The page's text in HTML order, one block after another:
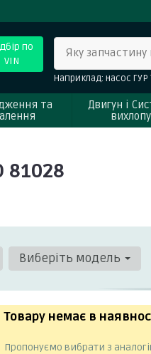
по
VIN
Яку запчастину
Наприклад: насос ГУР
та
Двигун і
вихлопу
81028
Виберіть модель
Товару немає в
Пропонуємо вибрати з